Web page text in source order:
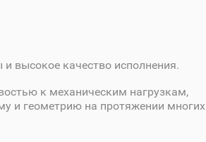
высокое качество исполнения.
к механическим нагрузкам,
и геометрию на протяжении многих